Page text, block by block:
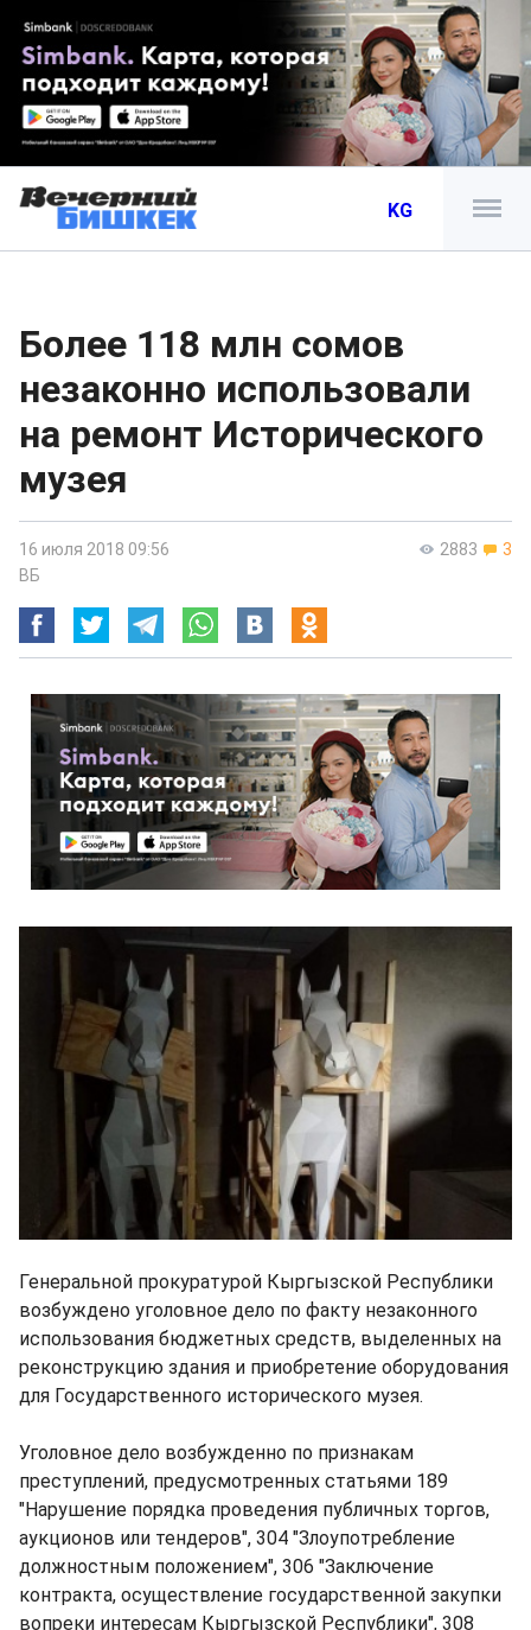
KG
Более 118 млн сомов
незаконно использовали
на ремонт Исторического
музея
2883 3
16 июля 2018 09:56
ВБ
Генеральной прокуратурой Кыргызской Республики
возбуждено уголовное дело по факту незаконного
использования бюджетных средств, выделенных на
реконструкцию здания и приобретение оборудования
для Государственного исторического музея.
Уголовное дело возбужденно по признакам
преступлений, предусмотренных статьями 189
"Нарушение порядка проведения публичных торгов,
аукционов или тендеров", 304 "Злоупотребление
должностным положением", 306 "Заключение
контракта, осуществление государственной закупки
вопреки интересам Кыргызской Республики", 308